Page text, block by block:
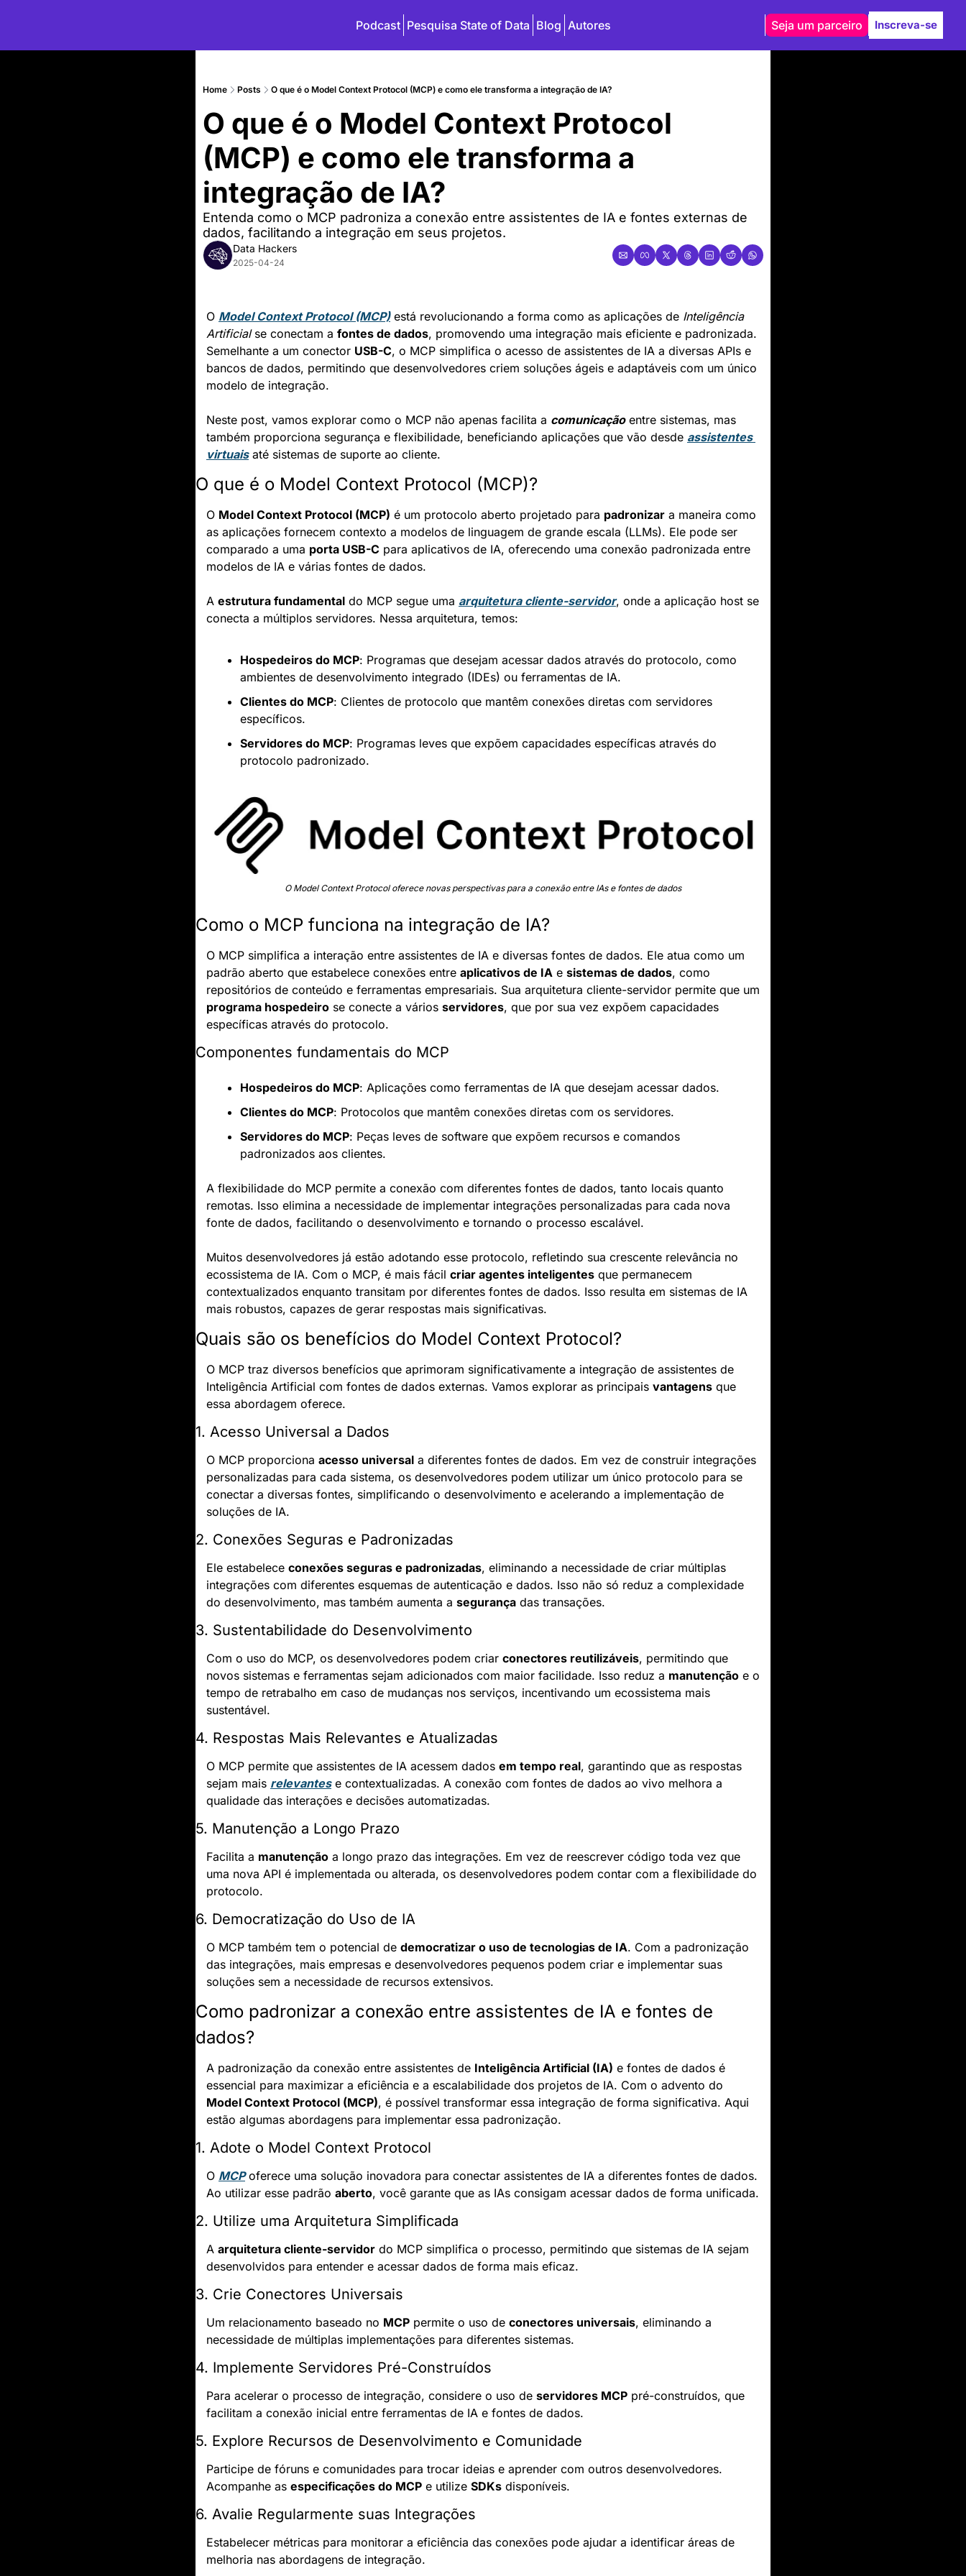
Podcast Pesquisa State of Data Blog Autores Seja um parceiro Inscreva-se
Home Posts O que é o Model Context Protocol (MCP) e como ele transforma a integração de IA?
O que é o Model Context Protocol
(MCP) e como ele transforma a
integração de IA?
Entenda como o MCP padroniza a conexão entre assistentes de IA e fontes externas de
dados, facilitando a integração em seus projetos.
Data Hackers
2025-04-24
O Model Context Protocol (MCP) está revolucionando a forma como as aplicações de Inteligência
Artificial se conectam a fontes de dados, promovendo uma integração mais eficiente e padronizada.
Semelhante a um conector USB-C, o MCP simplifica o acesso de assistentes de IA a diversas APIs e
bancos de dados, permitindo que desenvolvedores criem soluções ágeis e adaptáveis com um único
modelo de integração.
Neste post, vamos explorar como o MCP não apenas facilita a comunicação entre sistemas, mas
também proporciona segurança e flexibilidade, beneficiando aplicações que vão desde assistentes
virtuais até sistemas de suporte ao cliente.
O que é o Model Context Protocol (MCP)?
O Model Context Protocol (MCP) é um protocolo aberto projetado para padronizar a maneira como
as aplicações fornecem contexto a modelos de linguagem de grande escala (LLMs). Ele pode ser
comparado a uma porta USB-C para aplicativos de IA, oferecendo uma conexão padronizada entre
modelos de IA e várias fontes de dados.
A estrutura fundamental do MCP segue uma arquitetura cliente-servidor, onde a aplicação host se
conecta a múltiplos servidores. Nessa arquitetura, temos:
Hospedeiros do MCP: Programas que desejam acessar dados através do protocolo, como
ambientes de desenvolvimento integrado (IDEs) ou ferramentas de IA.
Clientes do MCP: Clientes de protocolo que mantêm conexões diretas com servidores
específicos.
Servidores do MCP: Programas leves que expõem capacidades específicas através do
protocolo padronizado.
O Model Context Protocol oferece novas perspectivas para a conexão entre IAs e fontes de dados
Como o MCP funciona na integração de IA?
O MCP simplifica a interação entre assistentes de IA e diversas fontes de dados. Ele atua como um
padrão aberto que estabelece conexões entre aplicativos de IA e sistemas de dados, como
programa hospedeiro se conecte a vários servidores, que por sua vez expõem capacidades
específicas através do protocolo.
Componentes fundamentais do MCP
Hospedeiros do MCP: Aplicações como ferramentas de IA que desejam acessar dados.
Clientes do MCP: Protocolos que mantêm conexões diretas com os servidores.
Servidores do MCP: Peças leves de software que expõem recursos e comandos
padronizados aos clientes.
A flexibilidade do MCP permite a conexão com diferentes fontes de dados, tanto locais quanto
remotas. Isso elimina a necessidade de implementar integrações personalizadas para cada nova
fonte de dados, facilitando o desenvolvimento e tornando o processo escalável.
Muitos desenvolvedores já estão adotando esse protocolo, refletindo sua crescente relevância no
ecossistema de IA. Com o MCP, é mais fácil criar agentes inteligentes que permanecem
contextualizados enquanto transitam por diferentes fontes de dados. Isso resulta em sistemas de IA
mais robustos, capazes de gerar respostas mais significativas.
Quais são os benefícios do Model Context Protocol?
O MCP traz diversos benefícios que aprimoram significativamente a integração de assistentes de
Inteligência Artificial com fontes de dados externas. Vamos explorar as principais vantagens que
essa abordagem oferece.
1. Acesso Universal a Dados
O MCP proporciona acesso universal a diferentes fontes de dados. Em vez de construir integrações
personalizadas para cada sistema, os desenvolvedores podem utilizar um único protocolo para se
conectar a diversas fontes, simplificando o desenvolvimento e acelerando a implementação de
soluções de IA.
2. Conexões Seguras e Padronizadas
Ele estabelece conexões seguras e padronizadas, eliminando a necessidade de criar múltiplas
integrações com diferentes esquemas de autenticação e dados. Isso não só reduz a complexidade
do desenvolvimento, mas também aumenta a segurança das transações.
3. Sustentabilidade do Desenvolvimento
Com o uso do MCP, os desenvolvedores podem criar conectores reutilizáveis, permitindo que
novos sistemas e ferramentas sejam adicionados com maior facilidade. Isso reduz a manutenção e o
tempo de retrabalho em caso de mudanças nos serviços, incentivando um ecossistema mais
sustentável.
4. Respostas Mais Relevantes e Atualizadas
O MCP permite que assistentes de IA acessem dados em tempo real, garantindo que as respostas
sejam mais relevantes e contextualizadas. A conexão com fontes de dados ao vivo melhora a
qualidade das interações e decisões automatizadas.
5. Manutenção a Longo Prazo
Facilita a manutenção a longo prazo das integrações. Em vez de reescrever código toda vez que
uma nova API é implementada ou alterada, os desenvolvedores podem contar com a flexibilidade do
protocolo.
6. Democratização do Uso de IA
O MCP também tem o potencial de democratizar o uso de tecnologias de IA. Com a padronização
das integrações, mais empresas e desenvolvedores pequenos podem criar e implementar suas
soluções sem a necessidade de recursos extensivos.
Como padronizar a conexão entre assistentes de IA e fontes de
dados?
A padronização da conexão entre assistentes de Inteligência Artificial (IA) e fontes de dados é
Model Context Protocol (MCP), é possível transformar essa integração de forma significativa. Aqui
estão algumas abordagens para implementar essa padronização.
1. Adote o Model Context Protocol
O MCP oferece uma solução inovadora para conectar assistentes de IA a diferentes fontes de dados.
Ao utilizar esse padrão aberto, você garante que as IAs consigam acessar dados de forma unificada.
2. Utilize uma Arquitetura Simplificada
A arquitetura cliente-servidor do MCP simplifica o processo, permitindo que sistemas de IA sejam
desenvolvidos para entender e acessar dados de forma mais eficaz.
3. Crie Conectores Universais
Um relacionamento baseado no MCP permite o uso de conectores universais, eliminando a
necessidade de múltiplas implementações para diferentes sistemas.
4. Implemente Servidores Pré-Construídos
Para acelerar o processo de integração, considere o uso de servidores MCP pré-construídos, que
facilitam a conexão inicial entre ferramentas de IA e fontes de dados.
5. Explore Recursos de Desenvolvimento e Comunidade
Participe de fóruns e comunidades para trocar ideias e aprender com outros desenvolvedores.
Acompanhe as especificações do MCP e utilize SDKs disponíveis.
6. Avalie Regularmente suas Integrações
Estabelecer métricas para monitorar a eficiência das conexões pode ajudar a identificar áreas de
melhoria nas abordagens de integração.